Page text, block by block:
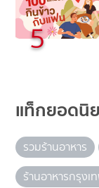
5
แท็กยอดนิ
รวมร้านอาหาร
ร้านอาหารกรุงเ